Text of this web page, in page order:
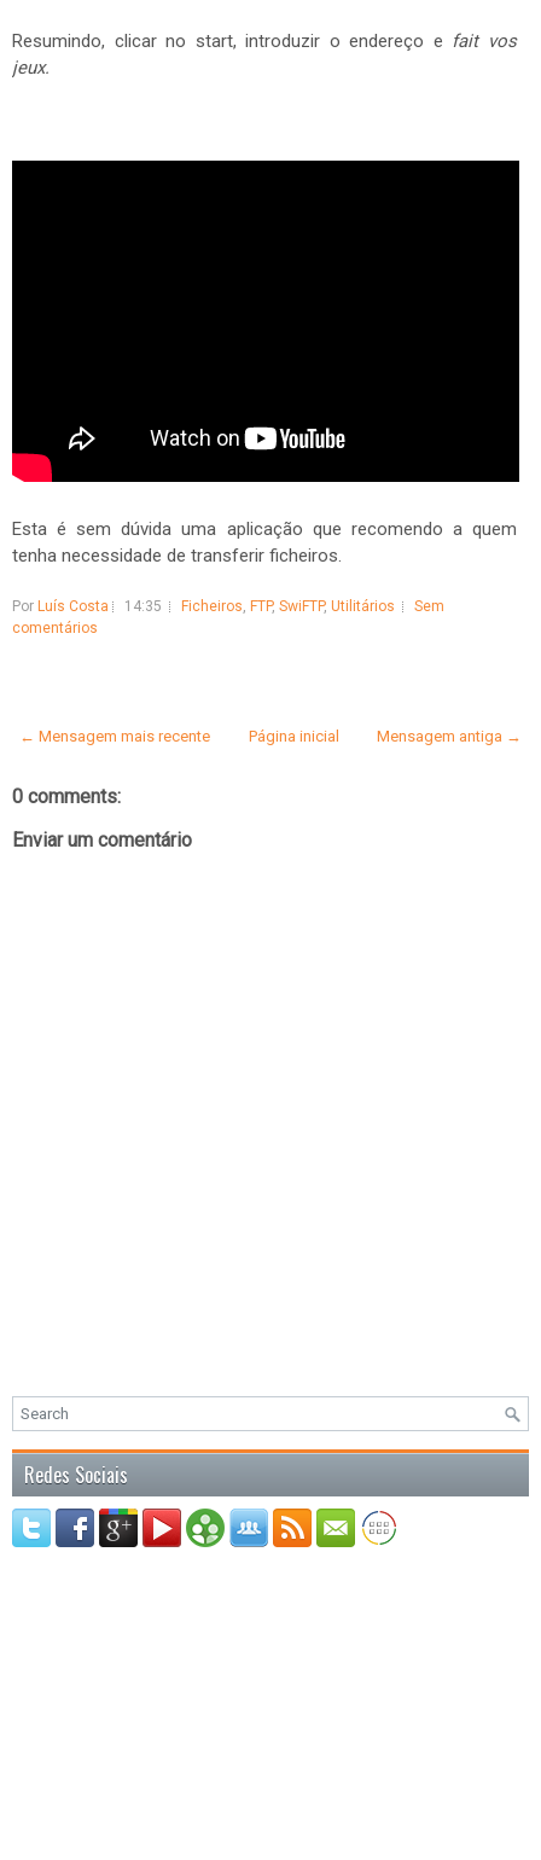
Resumindo, clicar no start, introduzir o endereço e fait vos
jeux.
Esta é sem dúvida uma aplicação que recomendo a quem
tenha necessidade de transferir ficheiros.
Por Luís Costa 14:35 Ficheiros, FTP, SwiFTP, Utilitários
Sem
comentários
← Mensagem mais recente Mensagem antiga →
Página inicial
0 comments:
Enviar um comentário
Redes Sociais